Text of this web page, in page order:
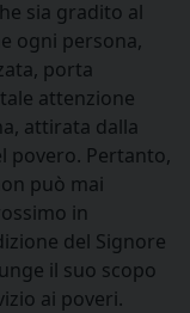
sia gradito al
ogni persona,
porta
attenzione
attirata dalla
povero. Pertanto,
può mai
in
del Signore
il suo scopo
ai poveri.